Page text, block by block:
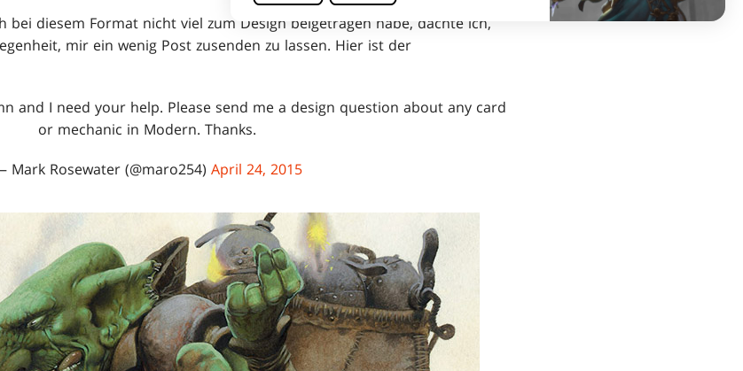
bei diesem Format nicht viel zum Design beigetragen habe, dachte ich,
mir ein wenig Post zusenden zu lassen. Hier ist der
and I need your help. Please send me a design question about any card
or mechanic in Modern. Thanks.
Mark Rosewater (@maro254) April 24, 2015